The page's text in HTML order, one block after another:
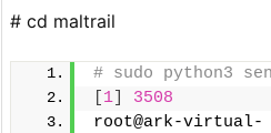
# cd maltrail
# sudo python3
1
3508
root@ark-virtual-